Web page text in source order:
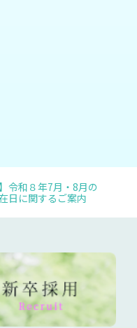
令和８年7月・8月の
日に関するご案内